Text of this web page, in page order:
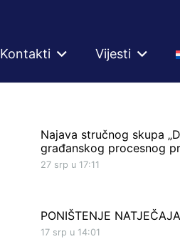
Kontakti Vijesti
Najava stručnog skupa
građanskog procesnog
27 srp u 17:11
PONIŠTENJE NATJEČAJA
17 srp u 14:01